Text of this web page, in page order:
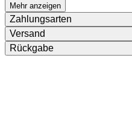
Mehr anzeigen
Zahlungsarten
Versand
Rückgabe